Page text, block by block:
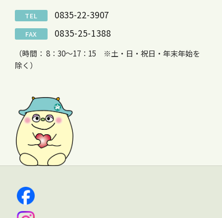
TEL 0835-22-3907
FAX 0835-25-1388
（時間： 8：30～17：15 ※土・日・祝日・年末年始を
除く）